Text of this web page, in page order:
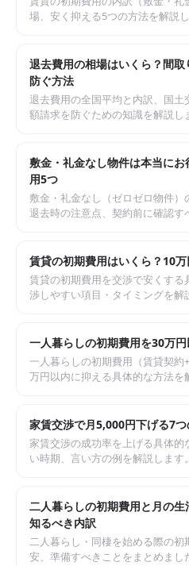
場、安く抑える5つの方法を解説し
退去費用の相場はいくら？間
防ぐ方法
退去費用の全国平均と内訳、国土
額請求を防ぐための知識を解説し
敷金・礼金なし物件は本当に
用5つ
敷金・礼金なし（ゼロゼロ物件）
退去時の注意点、契約前に確認す
賃貸の初期費用はいくら？10
賃貸の初期費用を交渉で安くする
渉しやすい項目・タイミングを解
一人暮らしの初期費用を30万
一人暮らしの初期費用（賃貸契
万円以内に抑える具体的な方法を
家賃交渉で月5,000円下げる7
家賃交渉の成功率を上げる具体的
い時期、言い方の例を解説します。
二人暮らしの初期費用と月の
知るべき内訳
二人暮らし・同棲を始める際の初
安、準備すべきことをまとめまし